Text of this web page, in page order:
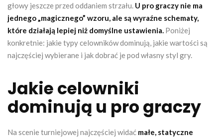
głowy jeszcze przed oddaniem strzału. U pro graczy nie ma
jednego „magicznego” wzoru, ale są wyraźne schematy,
które działają lepiej niż domyślne ustawienia. Poniżej
konkretnie: jakie typy celowników dominują, jakie wartości są
najczęściej wybierane i jak dobrać je pod własny styl gry.
Jakie celowniki
dominują u pro graczy
Na scenie turniejowej najczęściej widać małe, statyczne